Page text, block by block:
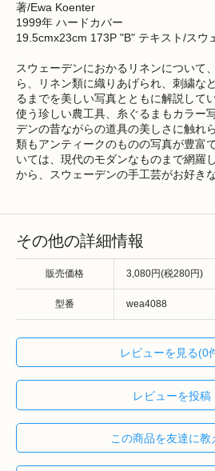
著/Ewa Koenter
1999年 ハードカバー
19.5cmx23cm 173P "B" テキスト/スウ
スウェーデンにおかるリネンについて
ら、リネン類に織りあげられ、刺繍な
るまでを美しい写真とともに解説して
使う珍しい農工具、糸ぐるまもカラー
デンの昔ながらの道具の美しさに触れ
類もアンティークのものの写真が豊富
いては、現代のモダンなものまで網羅
から、スウェーデンの手工芸がお好き
その他の詳細情報
販売価格 3,080円(税280円)
型番 wea4088
レビューを見る(0
レビューを投稿
この商品を友達に教